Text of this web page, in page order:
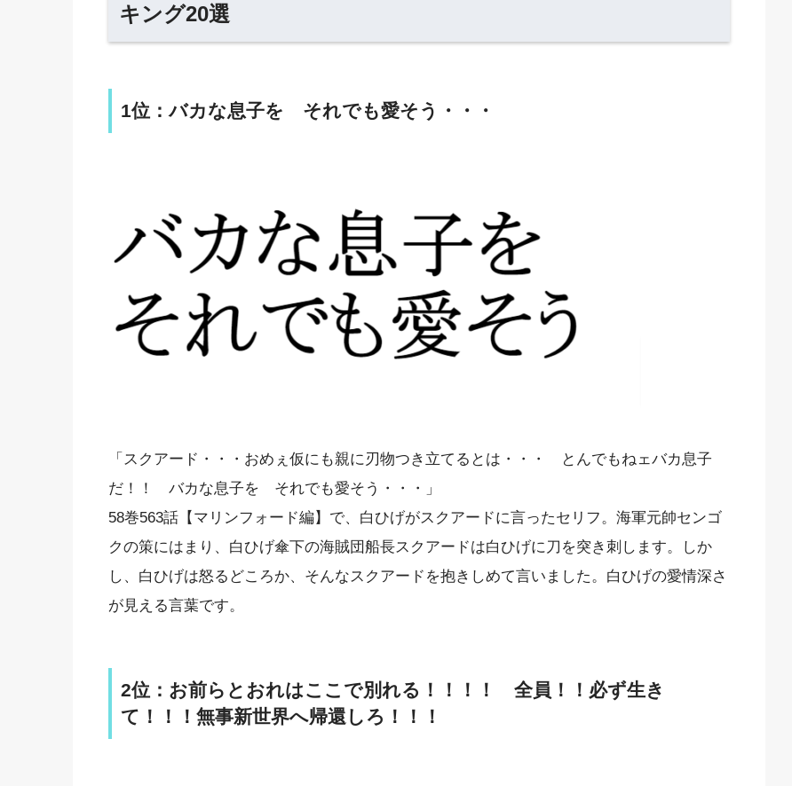
キング20選
1位：バカな息子を それでも愛そう・・・
「スクアード・・・おめぇ仮にも親に刃物つき立てるとは・・・ とんでもねェバカ息子
だ！！ バカな息子を それでも愛そう・・・」
58巻563話【マリンフォード編】で、白ひげがスクアードに言ったセリフ。海軍元帥センゴ
クの策にはまり、白ひげ傘下の海賊団船長スクアードは白ひげに刀を突き刺します。しか
し、白ひげは怒るどころか、そんなスクアードを抱きしめて言いました。白ひげの愛情深さ
が見える言葉です。
2位：お前らとおれはここで別れる！！！！ 全員！！必ず生き
て！！！無事新世界へ帰還しろ！！！